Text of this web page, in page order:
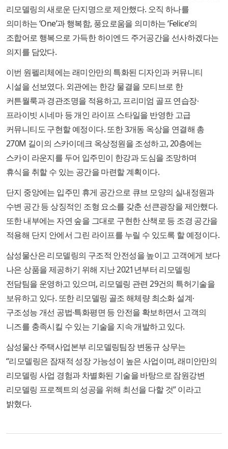
리모델링의 새로운 단지명으로 제안했다. 오직 하나를
의미하는 ‘One’과 행복함, 풍요로움을 의미하는 ‘Felice’의
조합어로 행복으로 가득한 하이엔드 주거공간을 선사하겠다는
의지를 담았다.
이번 원펠리체에는 래미안만의 특화된 디자인과 커뮤니티
시설을 선보였다. 외관에는 한강 물결을 모티브로 한
커튼월룩과 경관조명을 적용하고, 프리미엄 골프 연습장∙
프라이빗 시네마 등 개인 라이프 스타일을 반영한 고급
커뮤니티도 구현할 예정이다. 또한 3개동 옥상을 연결해 총
270M 길이의 스카이데크 옥상정원을 조성하고, 20층에는
스카이 라운지를 두어 입주민이 한강과 도심을 조망하며
휴식을 취할 수 있는 공간을 마련할 계획이다.
단지 중앙에는 입주민 휴게 공간으로 큐브 모양의 실내정원과
수변 공간 등 상징적인 조형 요소를 갖춘 선큰광장을 제안했다.
또한 내부에는 자연 숲을 그대로 구현한 산책로 등 조경 공간을
적용해 단지 안에서 그린 라이프를 누릴 수 있도록 할 예정이다.
삼성물산은 리모델링의 구조적 안전성을 높이고 고객에게 보다
나은 상품을 제공하기 위해 지난 2021년부터 리모델링
전담팀을 운영하고 있으며, 리모델링 관련 29건의 특허기술을
보유하고 있다. 또한 리모델링 골조 해체량 최소화 설계∙
구조성능 개선 공법∙특화평면 등 안전을 확보하면서 고객의
니즈를 충족시킬 수 있는 기술을 지속 개발하고 있다.
삼성물산 주택사업본부 리모델링팀장 변동규 상무는
“리모델링은 잠재적 성장 가능성이 높은 사업이며, 래미안만의
리모델링 사업 경험과 차별화된 기술을 바탕으로 잠원강변
리모델링 프로젝트의 성공을 위해 최선을 다할 것” 이라고
밝혔다.